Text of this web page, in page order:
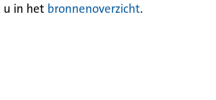
u in het bronnenoverzicht.